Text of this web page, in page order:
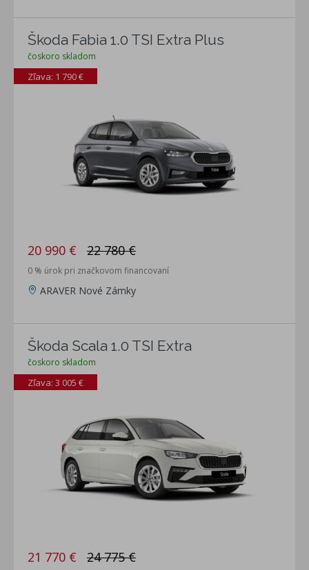
Škoda Fabia 1.0 TSI Extra Plus
čoskoro skladom
Zľava: 1 790 €
20 990 € 22 780 €
0 % úrok pri značkovom financovaní
ARAVER Nové Zámky
Škoda Scala 1.0 TSI Extra
čoskoro skladom
Zľava: 3 005 €
21 770 € 24 775 €